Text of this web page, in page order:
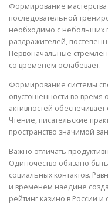
Формирование
последовательной
необходимо с небольших
раздражителей,
Первоначальные
со временем ослабевает.
Формирование системы
опустошённости во время
активностей
Чтение, писательские
пространство значимой
Важно отличать
Одиночество обязано
социальных контактов.
и временем наедине
рейтинг казино в России